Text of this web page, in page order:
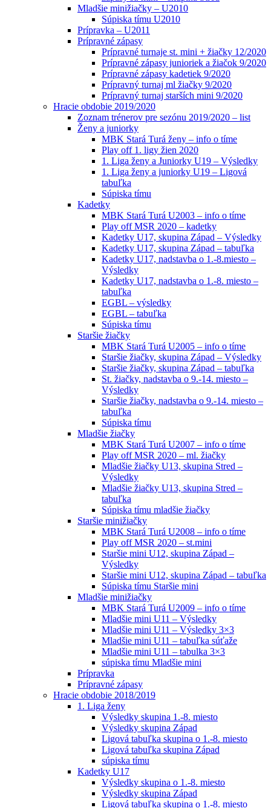
Mladšie minižiačky – U2010
Súpiska tímu U2010
Prípravka – U2011
Prípravné zápasy
Prípravné turnaje st. mini + žiačky 12/2020
Prípravné zápasy junioriek a žiačok 9/2020
Prípravné zápasy kadetiek 9/2020
Prípravný turnaj ml žiačky 9/2020
Prípravný turnaj starších mini 9/2020
Hracie obdobie 2019/2020
Zoznam trénerov pre sezónu 2019/2020 – list
Ženy a juniorky
MBK Stará Turá ženy – info o tíme
Play off 1. ligy žien 2020
1. Liga ženy a Juniorky U19 – Výsledky
1. Liga ženy a juniorky U19 – Ligová
tabuľka
Súpiska tímu
Kadetky
MBK Stará Turá U2003 – info o tíme
Play off MSR 2020 – kadetky
Kadetky U17, skupina Západ – Výsledky
Kadetky U17, skupina Západ – tabuľka
Kadetky U17, nadstavba o 1.-8.miesto –
Výsledky
Kadetky U17, nadstavba o 1.-8. miesto –
tabuľka
EGBL – výsledky
EGBL – tabuľka
Súpiska tímu
Staršie žiačky
MBK Stará Turá U2005 – info o tíme
Staršie žiačky, skupina Západ – Výsledky
Staršie žiačky, skupina Západ – tabuľka
St. žiačky, nadstavba o 9.-14. miesto –
Výsledky
Staršie žiačky, nadstavba o 9.-14. miesto –
tabuľka
Súpiska tímu
Mladšie žiačky
MBK Stará Turá U2007 – info o tíme
Play off MSR 2020 – ml. žiačky
Mladšie žiačky U13, skupina Stred –
Výsledky
Mladšie žiačky U13, skupina Stred –
tabuľka
Súpiska tímu mladšie žiačky
Staršie minižiačky
MBK Stará Turá U2008 – info o tíme
Play off MSR 2020 – st.mini
Staršie mini U12, skupina Západ –
Výsledky
Staršie mini U12, skupina Západ – tabuľka
Súpiska tímu Staršie mini
Mladšie minižiačky
MBK Stará Turá U2009 – info o tíme
Mladšie mini U11 – Výsledky
Mladšie mini U11 – Výsledky 3×3
Mladšie mini U11 – tabuľka súťaže
Mladšie mini U11 – tabulka 3×3
súpiska tímu Mladšie mini
Prípravka
Prípravné zápasy
Hracie obdobie 2018/2019
1. Liga ženy
Výsledky skupina 1.-8. miesto
Výsledky skupina Západ
Ligová tabuľka skupina o 1.-8. miesto
Ligová tabuľka skupina Západ
súpiska tímu
Kadetky U17
Výsledky skupina o 1.-8. miesto
Výsledky skupina Západ
Ligová tabuľka skupina o 1.-8. miesto